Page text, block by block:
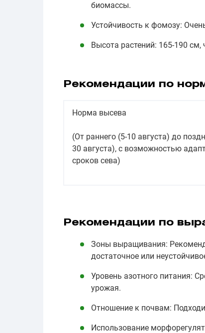
биомассы.
Устойчивость к фомозу:
Высота растений: 165-190 см,
Рекомендации по
Норма высева
(От раннего (5-10 августа) до
30 августа), с возможностью
сроков сева)
Рекомендации по
Зоны выращивания:
достаточное или
Уровень азотного питания:
урожая.
Отношение к почвам:
Использование